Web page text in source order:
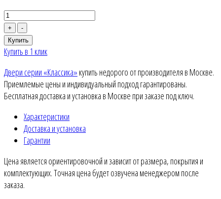
+
-
Купить
Купить в 1 клик
Двери серии «Классика» купить недорого от производителя в Москве.
Приемлемые цены и индивидуальный подход гарантированы.
Бесплатная доставка и установка в Москве при заказе под ключ.
Характеристики
Доставка и установка
Гарантии
Цена является ориентировочной и зависит от размера, покрытия и
комплектующих. Точная цена будет озвучена менеджером после
заказа.